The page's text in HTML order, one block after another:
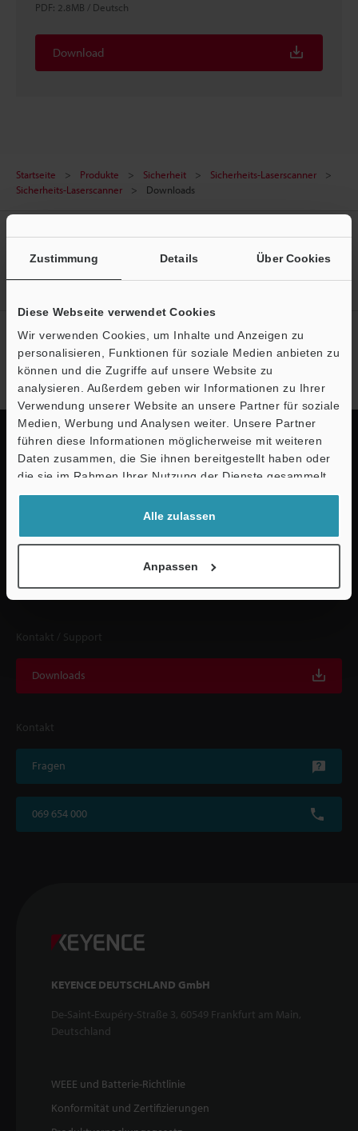
Zustimmung Details Über Cookies
Diese Webseite verwendet Cookies
Wir verwenden Cookies, um Inhalte und Anzeigen zu
personalisieren, Funktionen für soziale Medien anbieten zu
können und die Zugriffe auf unsere Website zu
analysieren. Außerdem geben wir Informationen zu Ihrer
Verwendung unserer Website an unsere Partner für soziale
Medien, Werbung und Analysen weiter. Unsere Partner
führen diese Informationen möglicherweise mit weiteren
Daten zusammen, die Sie ihnen bereitgestellt haben oder
die sie im Rahmen Ihrer Nutzung der Dienste gesammelt
haben.
Alle zulassen
Anpassen
PDF: 2.8MB / Deutsch
Download
Startseite Produkte Sicherheit
Sicherheits-Laserscanner
Sicherheits-Laserscanner
Downloads
Erstellen Sie Ihren KEYENCE
Account
Jetzt registrieren!
Newsletter-Anmeldung
Jetzt anmelden
Schnelle Lieferung und
umfassender Support
und darüber hinaus durch Spezialisten bei Ihnen vor Ort.
Kontakt / Support
Downloads
Kontakt
Fragen
069 654 000
KEYENCE DEUTSCHLAND GmbH
De-Saint-Exupéry-Straße 3, 60549 Frankfurt am Main,
Deutschland
WEEE und Batterie-Richtlinie
Konformität und Zertifizierungen
Support